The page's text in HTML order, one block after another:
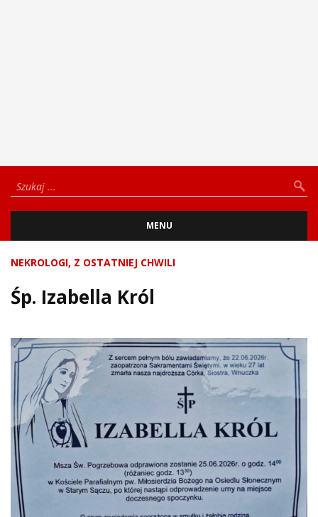
MENU
NEKROLOGI, Z OSTATNIEJ CHWILI
Śp. Izabella Król